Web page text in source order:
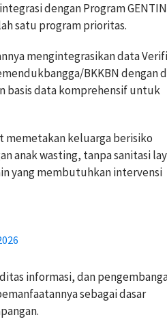
dengan Program
satu program prioritas.
mengintegrasikan data
BKKBN dengan
basis data komprehensif untuk
keluarga berisiko
anak wasting, tanpa sanitasi
yang membutuhkan intervensi
informasi, dan
sebagai dasar